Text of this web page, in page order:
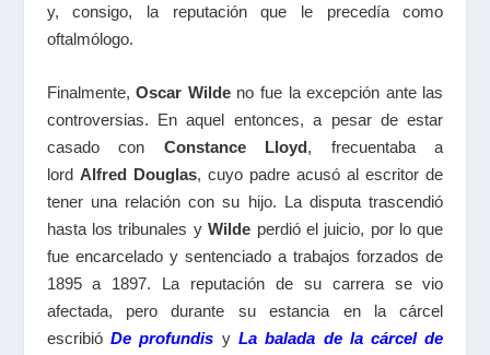
y, consigo, la reputación que le precedía como
oftalmólogo.
Finalmente, Oscar Wilde no fue la excepción ante las
controversias. En aquel entonces, a pesar de estar
casado con
Constance Lloyd, frecuentaba a
lord Alfred Douglas, cuyo padre acusó al escritor de
tener una relación con su hijo. La disputa trascendió
hasta los tribunales y Wilde perdió el juicio, por lo que
fue encarcelado y sentenciado a trabajos forzados de
1895 a 1897. La reputación de su carrera se vio
afectada, pero durante su estancia en la cárcel
escribió De profundis y La balada de la cárcel de